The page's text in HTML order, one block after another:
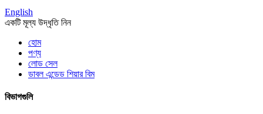
English
একটি মূল্য উদ্ধৃতি নিন
হোম
পণ্য
লোড সেল
ডাবল এন্ডেড শিয়ার বিম
বিভাগগুলি